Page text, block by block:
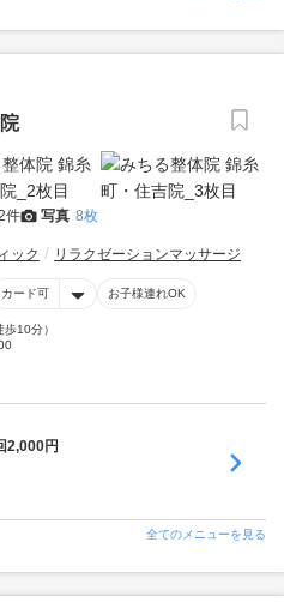
件 写真 8枚
ック リラクゼーションマッサージ
カード可 お子様連れOK
10分）
2,000円
全てのメニューを見る